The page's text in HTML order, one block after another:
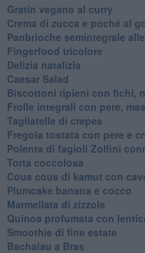
Gratin vegano al curry
Crema di zucca e poché al
Panbrioche semintegrale
Fingerfood tricolore
Delizia natalizia
Caesar Salad
Biscottoni ripieni con fichi,
Frolle integrali con pere,
Tagliatelle di crepes
Fregola tostata con pere e
Polenta di fagioli Zolfini
Torta coccolosa
Cous cous di kamut con
Plumcake banana e cocco
Marmellata di zizzole
Quinoa profumata con
Smoothie di fine estate
Bachalau a Bras